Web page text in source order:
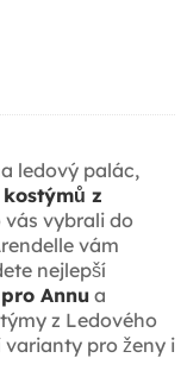
ledový palác,
kostýmů z
vás vybrali do
vám
nejlepší
Annu a
z Ledového
pro ženy i